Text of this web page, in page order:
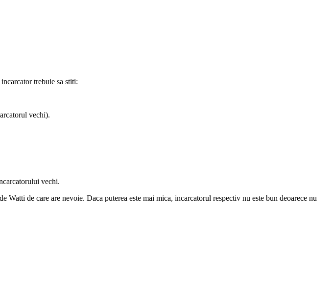
trebuie sa stiti:
vechi).
vechi.
de care are nevoie. Daca puterea este mai mica, incarcatorul respectiv nu este bun deoarece nu